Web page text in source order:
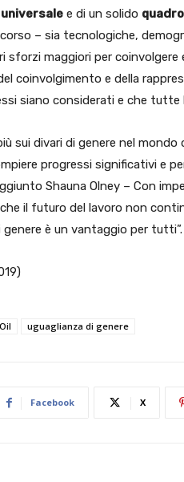
universale e di un solido
– sia tecnologiche,
sforzi maggiori per
coinvolgimento e della
siano considerati e che tutte
sui divari di genere nel mondo
progressi significativi e
Shauna Olney – Con
il futuro del lavoro non
genere è un vantaggio per tutti”.
Oil uguaglianza di genere
Facebook X